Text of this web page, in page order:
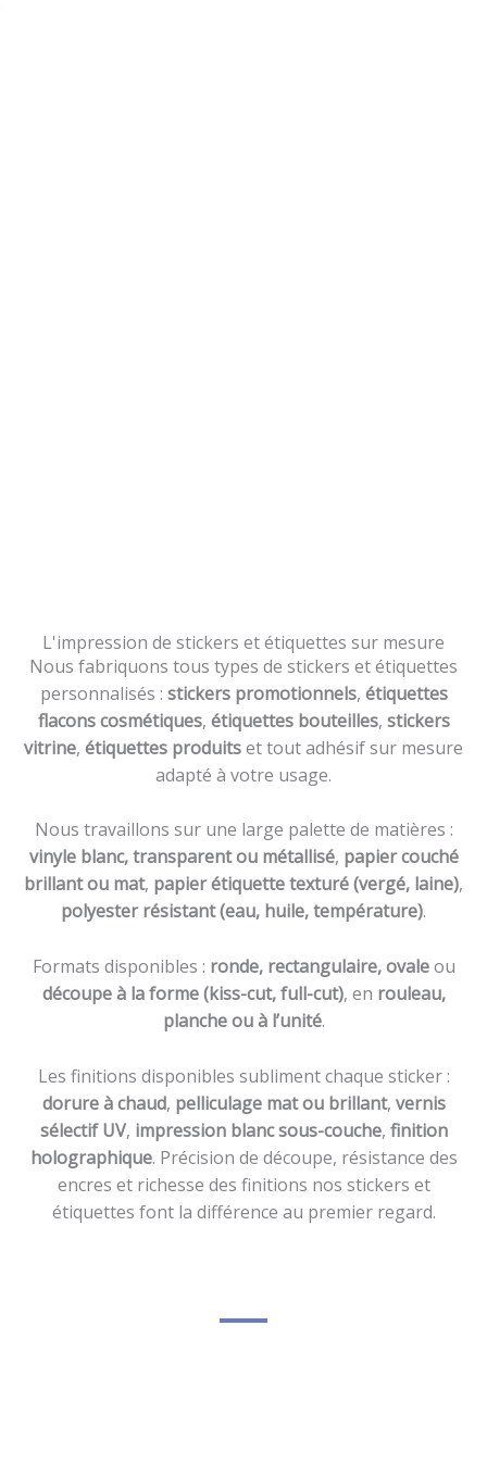
L'impression de stickers et étiquettes sur mesure
Nous fabriquons tous types de stickers et étiquettes
personnalisés : stickers promotionnels, étiquettes
flacons cosmétiques, étiquettes bouteilles, stickers
vitrine, étiquettes produitset tout adhésif sur mesure
adapté à votre usage.
Nous travaillons sur une large palette de matières :
vinyle blanc, transparent ou métallisé, papier couché
brillant ou mat, papier étiquette texturé (vergé, laine),
polyester résistant (eau, huile, température).
Formats disponibles : ronde, rectangulaire, ovaleou
découpe à la forme (kiss-cut, full-cut), en rouleau,
planche ou à l’unité.
Les finitions disponibles subliment chaque sticker :
dorure à chaud, pelliculage mat ou brillant, vernis
sélectif UV, impression blanc sous-couche, finition
holographique. Précision de découpe, résistance des
encres et richesse des finitions nos stickers et
étiquettes font la différence au premier regard.